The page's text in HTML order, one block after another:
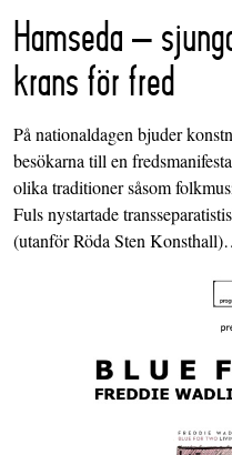
Hamseda –
krans för fred
På nationaldagen bjuder
besökarna till en
olika traditioner såsom
Fuls nystartade
(utanför Röda Sten